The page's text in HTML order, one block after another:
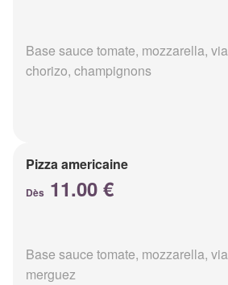
Base sauce tomate, mozzarella,
chorizo, champignons
Pizza americaine
Dès 11.00 €
Base sauce tomate, mozzarella,
merguez